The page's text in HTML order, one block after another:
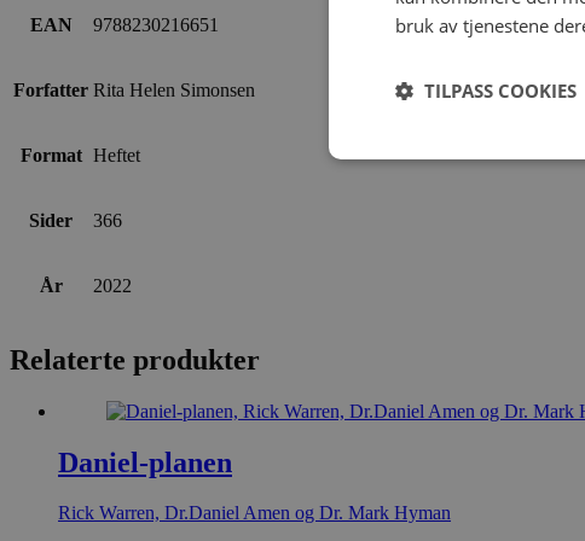
EAN 9788230216651
Forfatter Rita Helen Simonsen
Format Heftet
Sider 366
År 2022
Relaterte produkter
Daniel-planen
Rick Warren, Dr.Daniel Amen og Dr. Mark Hyman
bruk av tjenestene
TILPASS COOKIES